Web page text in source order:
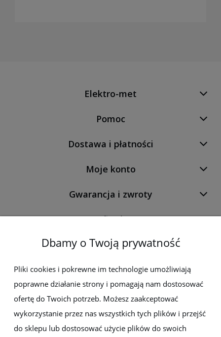
Elektro-met
Pomoc
Dostawa i płatności
Moje konto
Gwarancja i zwroty
O firmie
Newsletter
Zapisz się do newslettera, aby być na bieżąco z nowościami i
promocjami
Dbamy o Twoją prywatność
Pliki cookies i pokrewne im technologie umożliwiają
poprawne działanie strony i pomagają nam dostosować
ofertę do Twoich potrzeb. Możesz zaakceptować
wykorzystanie przez nas wszystkich tych plików i przejść
do sklepu lub dostosować użycie plików do swoich